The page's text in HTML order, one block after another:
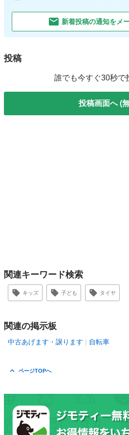
新着投稿の通知をメ
投稿
誰でも今すぐ30秒で
投稿画面へ (
関連キーワード検索
キッズ 子ども タイヤ
関連の掲示板
中古あげます・譲ります 自転車
ページTOPへ